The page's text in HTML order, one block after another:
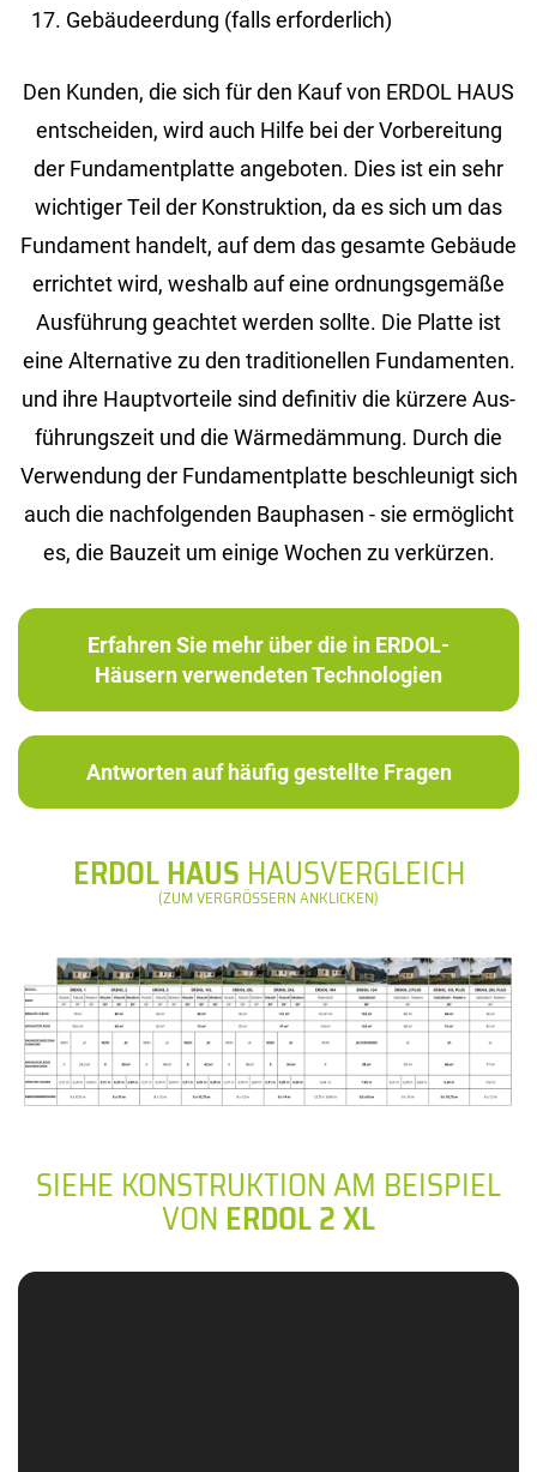
Gebäudeerdung (falls erforderlich)
Den Kun­den, die sich für den Kauf von ERDOL HAUS
ent­schei­den, wird auch Hilfe bei der Vor­be­rei­tung
der Fun­da­ment­plat­te an­ge­bo­ten. Dies ist ein sehr
wich­ti­ger Teil der Kon­struk­ti­on, da es sich um das
Fun­da­ment han­delt, auf dem das ge­sam­te Ge­bäu­de
er­rich­tet wird, wes­halb auf eine ord­nungs­ge­mä­ße
Aus­füh­rung ge­ach­tet wer­den soll­te. Die Plat­te ist
eine Al­ter­na­ti­ve zu den tra­di­tio­nel­len Fun­da­men­ten.
und ihre Haupt­vor­tei­le sind de­fi­ni­tiv die kür­ze­re Aus­
füh­rungs­zeit und die Wär­me­däm­mung. Durch die
Ver­wen­dung der Fun­da­ment­plat­te be­schleu­nigt sich
auch die nach­fol­gen­den Bau­pha­sen - sie er­mög­licht
es, die Bau­zeit um ei­ni­ge Wo­chen zu ver­kür­zen.
Erfahren Sie mehr über die in ERDOL-
Häusern verwendeten Technologien
Antworten auf häufig gestellte Fragen
ERDOL HAUS HAUSVERGLEICH
(ZUM VERGRÖSSERN ANKLICKEN)
SIEHE KONSTRUKTION AM BEISPIEL
VONERDOL 2 XL